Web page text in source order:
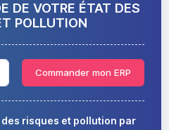
DE VOTRE ÉTAT DES
POLLUTION
Commander mon ERP
risques et pollution par